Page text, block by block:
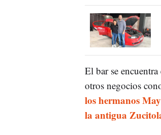
El bar se
otros negocios
los hermanos
la antigua